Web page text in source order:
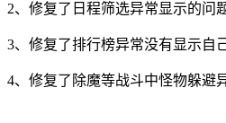
2、修复了日程筛选异常显示的问题
3、修复了排行榜异常没有显示自
4、修复了除魔等战斗中怪物躲避